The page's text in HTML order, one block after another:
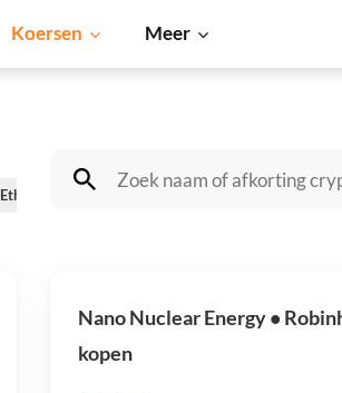
Koersen Meer
Ethereum Cardano Dogecoin
Nano Nuclear Energy •
kopen